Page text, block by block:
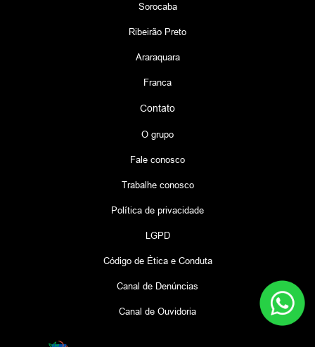
Sorocaba
Ribeirão Preto
Araraquara
Franca
Contato
O grupo
Fale conosco
Trabalhe conosco
Política de privacidade
LGPD
Código de Ética e Conduta
Canal de Denúncias
Canal de Ouvidoria